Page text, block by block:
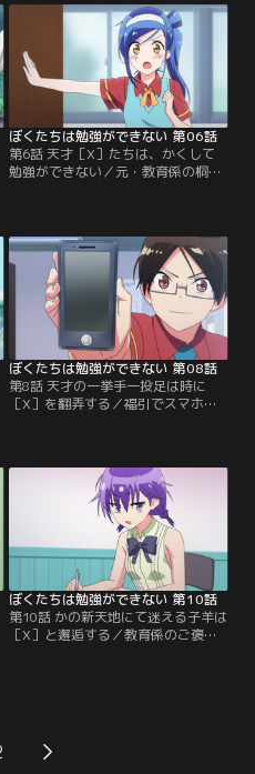
学校には太る要因がいっぱい。空腹
をこらえる姿を心配する成幸に、文
乃は「触って確かめて」とお腹を差
し出して…！？そんな中、自習中の
理珠の前に現れた白衣の女生徒。
【提供：バンダイチャンネル】
ぼくたちは勉強ができない 第06話
第6話 天才［X］たちは、かくして
勉強ができない／元・教育係の桐須
真冬先生に呼び出された成幸は、合
アの前では、心配した文乃が聞き耳
を立てていた。聞こえてきた「不純
異性交遊」という言葉を頼りに、文
乃たちは入れ替わり立ち替わり成幸
の弁護をするが…。【提供：バンダ
イチャンネル】
ぼくたちは勉強ができない 第08話
第8話 天才の一挙手一投足は時に
［X］を翻弄する／福引でスマホを
強が効果的であることを知り、さっ
そく実践することに。邪魔が入らず
防水スマホで調べものも楽！お風呂
での勉強がすっかり気に入った成
幸。【提供：バンダイチャンネル】
ぼくたちは勉強ができない 第10話
第10話 かの新天地にて迷える子羊は
［X］と邂逅する／教育係のご褒美
た成幸は店の呼び込みに引っ張られ
てメイド喫茶に入ってしまう。慌て